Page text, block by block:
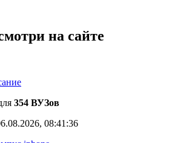
на сайте
354 ВУЗов
08:41:36